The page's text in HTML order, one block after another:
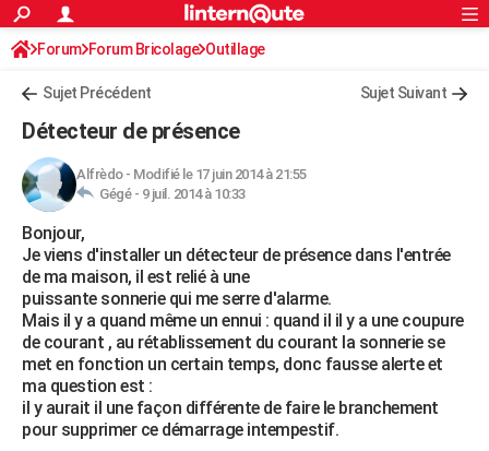
ACTUALITÉS
Politique
Société
Faits Divers
Education
Monde
Villes
+
FINANCE
Retraite
Impôts
Epargne
Immobilier
Risques naturels par ville
Banque
Assurance
Crédit
AUTO
Essais
Réserver un essai
Citadines
Berlines
SUV
Forum auto
+HIGH-TECH
Mobiles
Meilleur smartphone
Internet
Ordinateurs
Jeux vidéo
Guide high-tech
+BRICOLAGE
Forum
Aménagement intérieur
Extérieur
Cuisine
Salle de bains
Jardinage
Rangement
WEEK-END
Guides de France
Patrimoine
Week-end nature
LIFESTYLE
Art de vivre
Bien-être
Loisirs
ModeModes de vie
SANTE
S'inscrire
Connexion
Forum Forum Bricolage Outillage
Sujet Précédent Sujet Suivant
Détecteur de présence
Alfrèdo- Modifié le 17 juin 2014 à 21:55
Gégé - 9 juil. 2014 à 10:33
Bonjour,
Je viens d'installer un détecteur de présence dans l'entrée
de ma maison, il est relié à une
puissante sonnerie qui me serre d'alarme.
Mais il y a quand même un ennui : quand il il y a une coupure
de courant , au rétablissement du courant la sonnerie se
met en fonction un certain temps, donc fausse alerte et
ma question est :
il y aurait il une façon différente de faire le branchement
pour supprimer ce démarrage intempestif.